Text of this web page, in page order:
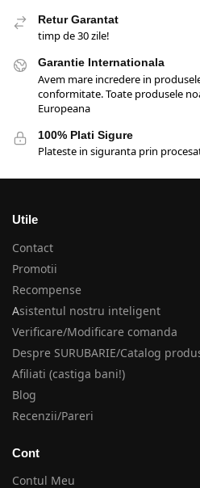
Retur Garantat
timp de 30 zile!
Garantie Internationala
Avem mare incredere in
conformitate. Toate produsele
Europeana
100% Plati Sigure
Plateste in siguranta prin
Utile
Contact
Promotii
Recompense
Asistentul nostru inteligent
Verificare/Modificare comanda
Despre SURUBARIE/Catalog
Afiliati (castiga bani!)
Blog
Recenzii/Pareri
Cont
Contul Meu